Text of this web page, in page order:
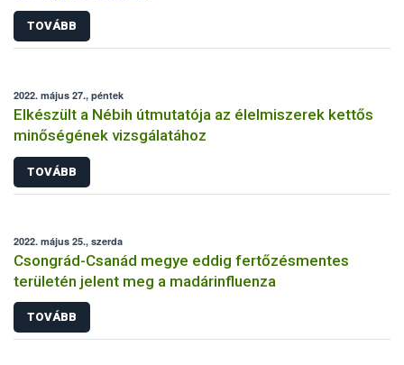
TOVÁBB
2022. május 27., péntek
Elkészült a Nébih útmutatója az élelmiszerek kettős
minőségének vizsgálatához
TOVÁBB
2022. május 25., szerda
Csongrád-Csanád megye eddig fertőzésmentes
területén jelent meg a madárinfluenza
TOVÁBB